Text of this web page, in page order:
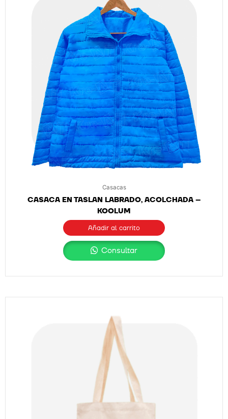
Casacas
CASACA EN TASLAN LABRADO, ACOLCHADA –
KOOLUM
Añadir al carrito
Consultar